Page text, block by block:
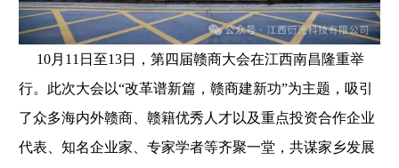
10月11日至13日，第四届赣商大会在江西南昌隆重举
行。此次大会以“改革谱新篇，赣商建新功”为主题，吸引
了众多海内外赣商、赣籍优秀人才以及重点投资合作企业
代表、知名企业家、专家学者等齐聚一堂，共谋家乡发展